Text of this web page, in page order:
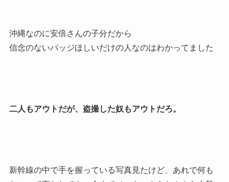
沖縄なのに安倍さんの子分だから
信念のないバッジほしいだけの人なのはわかってました
二人もアウトだが、盗撮した奴もアウトだろ。
新幹線の中で手を握っている写真見たけど、あれで何も